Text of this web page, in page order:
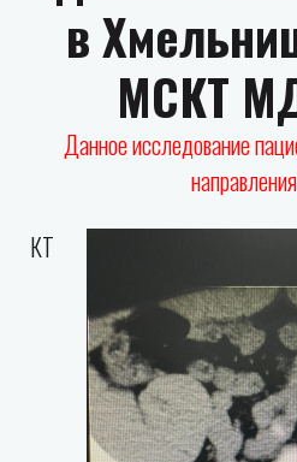
в
МСКТ
Данное исследование
КТ